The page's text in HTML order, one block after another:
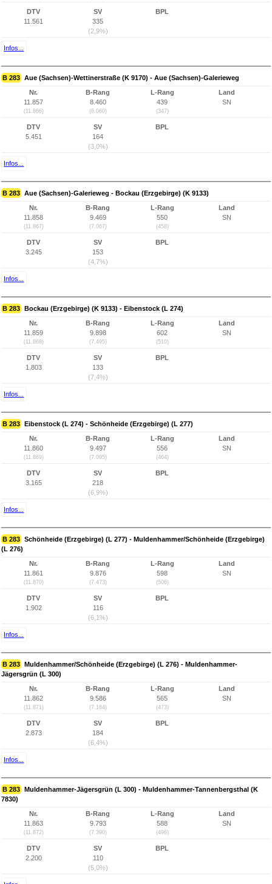
DTV
11.561
SV
335
(2,9%)
BPL
Infos...
B 283 Aue (Sachsen)-Wettinerstraße (K 9170) - Aue (Sachsen)-Galerieweg
Nr.
11.857
(11.866)
B-Rang
8.460
(6.060)
L-Rang
439
(347)
Land
SN
DTV
5.451
SV
164
(3,0%)
BPL
Infos...
B 283 Aue (Sachsen)-Galerieweg - Bockau (Erzgebirge) (K 9133)
Nr.
11.858
(11.867)
B-Rang
9.469
(7.067)
L-Rang
550
(458)
Land
SN
DTV
3.245
SV
153
(4,7%)
BPL
Infos...
B 283 Bockau (Erzgebirge) (K 9133) - Eibenstock (L 274)
Nr.
11.859
(11.868)
B-Rang
9.898
(7.495)
L-Rang
602
(510)
Land
SN
DTV
1.803
SV
133
(7,4%)
BPL
Infos...
B 283 Eibenstock (L 274) - Schönheide (Erzgebirge) (L 277)
Nr.
11.860
(11.869)
B-Rang
9.497
(7.095)
L-Rang
556
(464)
Land
SN
DTV
3.165
SV
218
(6,9%)
BPL
Infos...
B 283 Schönheide (Erzgebirge) (L 277) - Muldenhammer/Schönheide (Erzgebirge)
(L 276)
Nr.
11.861
(11.870)
B-Rang
9.876
(7.473)
L-Rang
598
(506)
Land
SN
DTV
1.902
SV
116
(6,1%)
BPL
Infos...
B 283 Muldenhammer/Schönheide (Erzgebirge) (L 276) - Muldenhammer-
Jägersgrün (L 300)
Nr.
11.862
(11.871)
B-Rang
9.586
(7.184)
L-Rang
565
(473)
Land
SN
DTV
2.873
SV
184
(6,4%)
BPL
Infos...
B 283 Muldenhammer-Jägersgrün (L 300) - Muldenhammer-Tannenbergsthal (K
7830)
Nr.
11.863
(11.872)
B-Rang
9.793
(7.390)
L-Rang
588
(496)
Land
SN
DTV
2.200
SV
110
(5,0%)
BPL